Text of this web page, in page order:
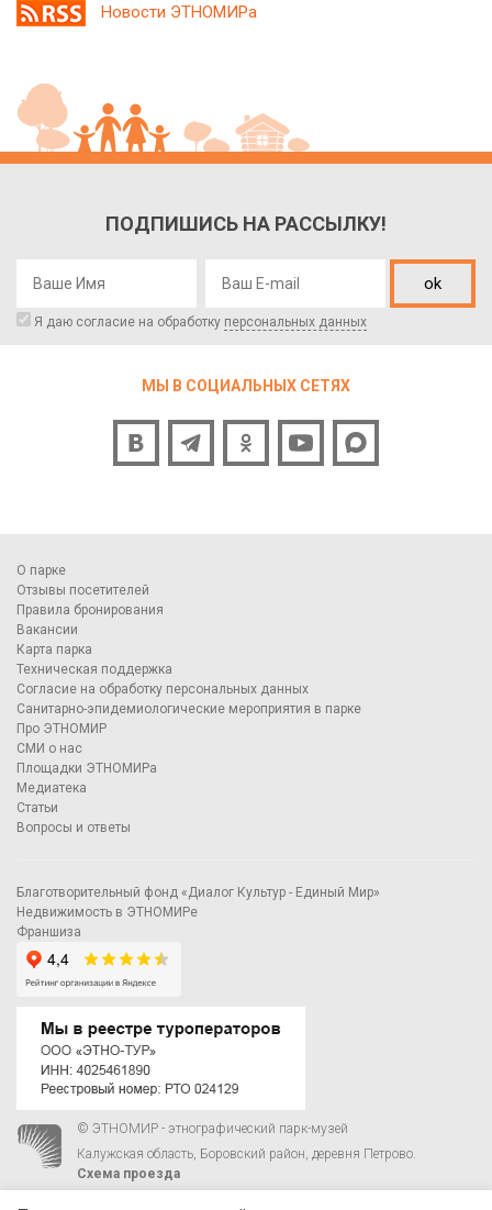
Новости ЭТНОМИРа
ПОДПИШИСЬ НА РАССЫЛКУ!
ok
Я даю согласие на обработку персональных данных
МЫ В СОЦИАЛЬНЫХ СЕТЯХ
О парке
Отзывы посетителей
Правила бронирования
Вакансии
Карта парка
Техническая поддержка
Согласие на обработку персональных данных
Санитарно-эпидемиологические мероприятия в парке
Про ЭТНОМИР
СМИ о нас
Площадки ЭТНОМИРа
Медиатека
Статьи
Вопросы и ответы
Благотворительный фонд «Диалог Культур - Единый Мир»
Недвижимость в ЭТНОМИРе
Франшиза
© ЭТНОМИР - этнографический парк-музей
Калужская область, Боровский район, деревня Петрово.
Схема проезда